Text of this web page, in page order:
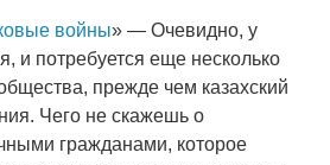
войны» — Очевидно, у
и потребуется еще несколько
прежде чем казахский
Чего не скажешь о
гражданами, которое
Война Миров. Трамп разгромил
Сороса
08.11.2024 09:00